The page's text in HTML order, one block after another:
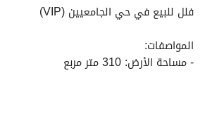
فلل للبيع في حي الجامعيين (VIP)
المواصفات:
- مساحة الأرض: 310 متر مربع